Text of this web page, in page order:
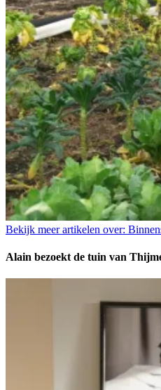
Bekijk meer artikelen over:
Alain bezoekt de tuin van